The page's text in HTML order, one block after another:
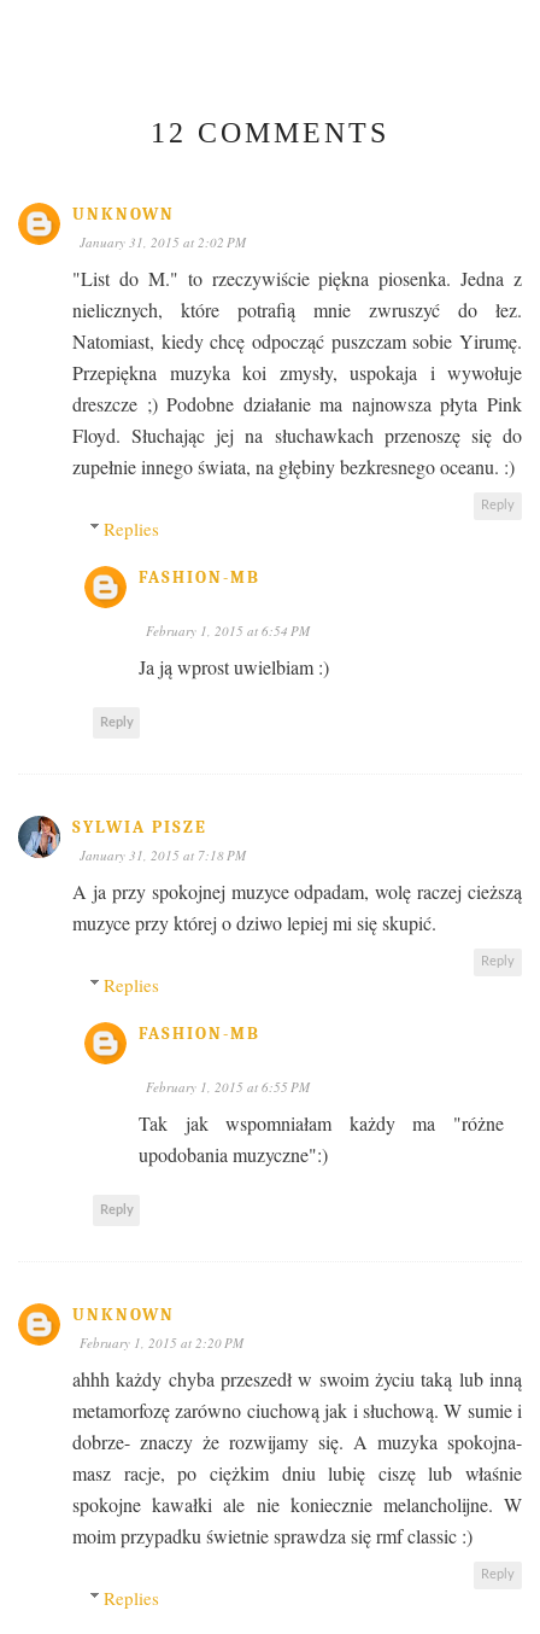
12 COMMENTS
UNKNOWN
January 31, 2015 at 2:02 PM
"List do M." to rzeczywiście piękna piosenka. Jedna z
nielicznych, które potrafią mnie zwruszyć do łez.
Natomiast, kiedy chcę odpocząć puszczam sobie Yirumę.
Przepiękna muzyka koi zmysły, uspokaja i wywołuje
dreszcze ;) Podobne działanie ma najnowsza płyta Pink
Floyd. Słuchając jej na słuchawkach przenoszę się do
zupełnie innego świata, na głębiny bezkresnego oceanu. :)
Reply
Replies
FASHION-MB
February 1, 2015 at 6:54 PM
Ja ją wprost uwielbiam :)
Reply
SYLWIA PISZE
January 31, 2015 at 7:18 PM
A ja przy spokojnej muzyce odpadam, wolę raczej cieższą
muzyce przy której o dziwo lepiej mi się skupić.
Reply
Replies
FASHION-MB
February 1, 2015 at 6:55 PM
Tak jak wspomniałam każdy ma "różne
upodobania muzyczne":)
Reply
UNKNOWN
February 1, 2015 at 2:20 PM
ahhh każdy chyba przeszedł w swoim życiu taką lub inną
metamorfozę zarówno ciuchową jak i słuchową. W sumie i
dobrze- znaczy że rozwijamy się. A muzyka spokojna-
masz racje, po ciężkim dniu lubię ciszę lub właśnie
spokojne kawałki ale nie koniecznie melancholijne. W
moim przypadku świetnie sprawdza się rmf classic :)
Reply
Replies